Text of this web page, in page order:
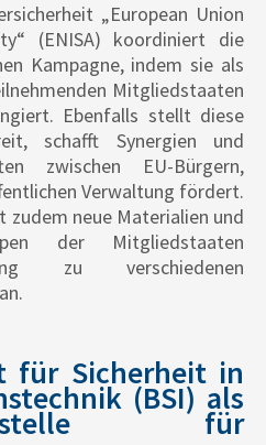
„European Union
(ENISA) koordiniert die
Kampagne, indem sie als
Mitgliedstaaten
Ebenfalls stellt diese
schafft Synergien und
zwischen EU-Bürgern,
Verwaltung fördert.
zudem neue Materialien und
der Mitgliedstaaten
zu verschiedenen
für Sicherheit in
(BSI) als
für